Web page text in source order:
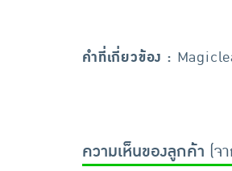
คำที่เกี่ยวข้อง :
ความเห็นของลูกค้า (จ